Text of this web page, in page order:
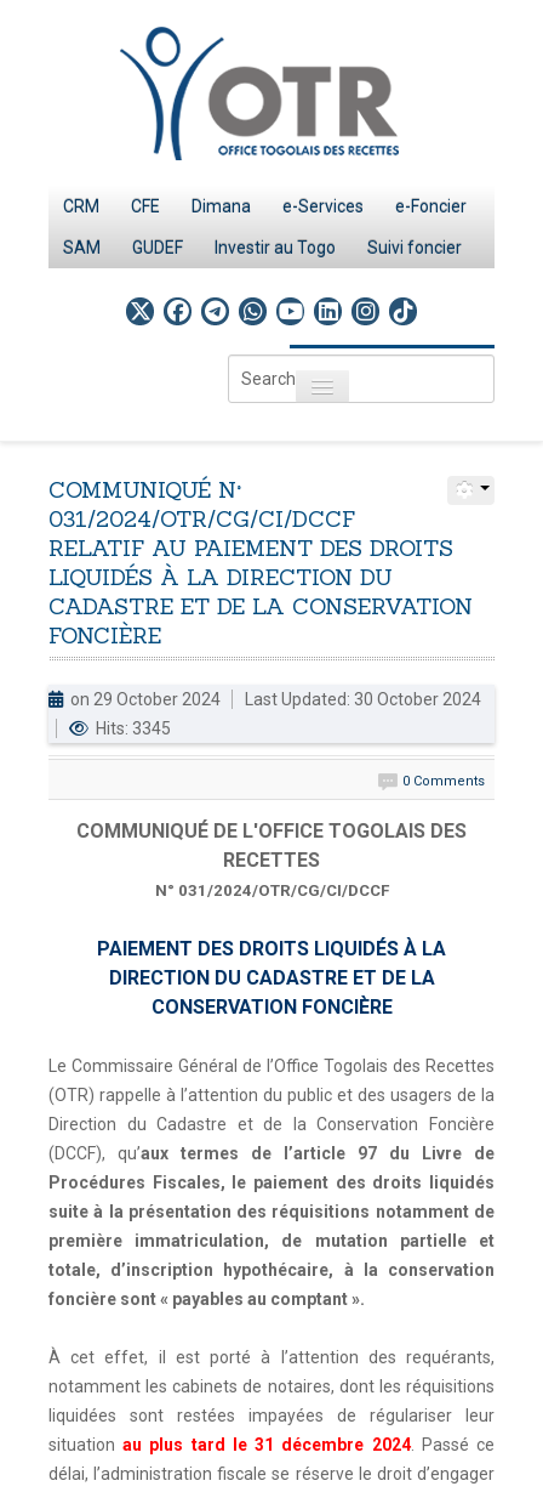
CRM CFE Dimana e-Services e-Foncier
SAM GUDEF Investir au Togo Suivi foncier
Search
...
Toggle navigation
IMPÔTS
Le système fiscal
DOUANES
Conserv. Foncière
ACTUALITES
Toute l'actualité!
Contactez OTR
COMMUNIQUÉ N°
031/2024/OTR/CG/CI/DCCF
RELATIF AU PAIEMENT DES DROITS
LIQUIDÉS À LA DIRECTION DU
CADASTRE ET DE LA CONSERVATION
FONCIÈRE
on 29 October 2024
Last Updated: 30 October 2024
Hits: 3345
0 Comments
COMMUNIQUÉ DE L'OFFICE TOGOLAIS DES
RECETTES
N° 031/2024/OTR/CG/CI/DCCF
PAIEMENT DES DROITS LIQUIDÉS À LA
DIRECTION DU CADASTRE ET DE LA
CONSERVATION FONCIÈRE
Le Commissaire Général de l’Office Togolais des Recettes
(OTR) rappelle à l’attention du public et des usagers de la
Direction du Cadastre et de la Conservation Foncière
(DCCF), qu’aux termes de l’article 97 du Livre de
Procédures Fiscales, le paiement des droits liquidés
suite à la présentation des réquisitions notamment de
première immatriculation, de mutation partielle et
totale, d’inscription hypothécaire, à la conservation
foncière sont « payables au comptant ».
À cet effet, il est porté à l’attention des requérants,
notamment les cabinets de notaires, dont les réquisitions
liquidées sont restées impayées de régulariser leur
situationau plus tard le31 décembre 2024. Passé ce
délai, l’administration fiscale se réserve le droit d’engager